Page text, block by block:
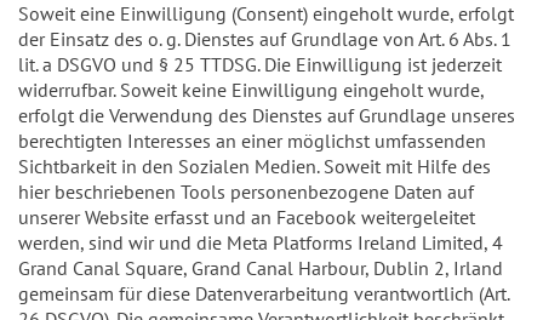
Soweit eine Einwilligung (Consent) eingeholt wurde, erfolgt
der Einsatz des o. g. Dienstes auf Grundlage von Art. 6 Abs. 1
lit. a DSGVO und § 25 TTDSG. Die Einwilligung ist jederzeit
widerrufbar. Soweit keine Einwilligung eingeholt wurde,
erfolgt die Verwendung des Dienstes auf Grundlage unseres
berechtigten Interesses an einer möglichst umfassenden
Sichtbarkeit in den Sozialen Medien. Soweit mit Hilfe des
hier beschriebenen Tools personenbezogene Daten auf
unserer Website erfasst und an Facebook weitergeleitet
werden, sind wir und die Meta Platforms Ireland Limited, 4
Grand Canal Square, Grand Canal Harbour, Dublin 2, Irland
gemeinsam für diese Datenverarbeitung verantwortlich (Art.